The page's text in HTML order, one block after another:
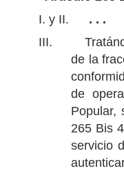
I. y II.
. . .
III.
de la
de
Popular,
265 Bis
servicio